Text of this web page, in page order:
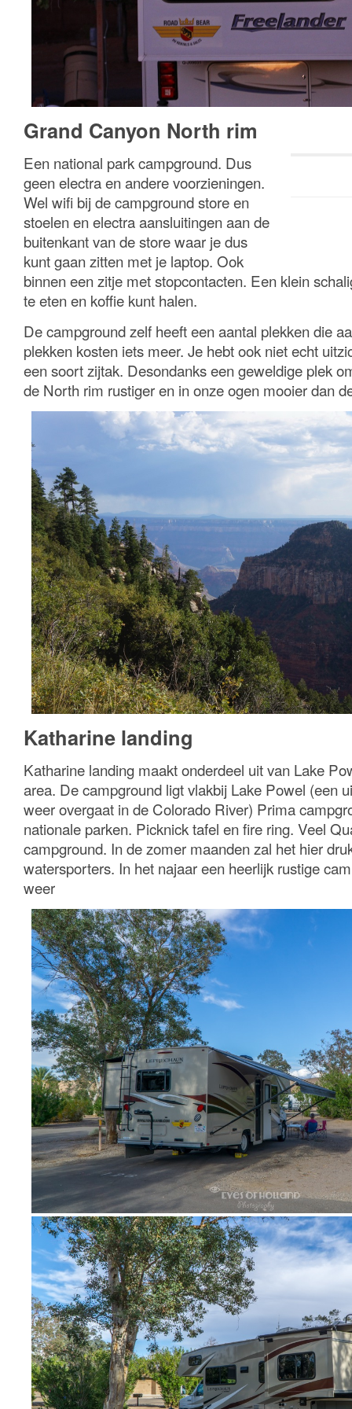
Grand Canyon North rim
Een national park campground. Dus
geen electra en andere voorzieningen.
Wel wifi bij de campground store en
stoelen en electra aansluitingen aan de
buitenkant van de store waar je dus
kunt gaan zitten met je laptop. Ook
binnen een zitje met stopcontacten. Een klein
te eten en koffie kunt halen.
De campground zelf heeft een aantal plekken die
plekken kosten iets meer. Je hebt ook niet echt
een soort zijtak. Desondanks een geweldige plek
de North rim rustiger en in onze ogen mooier dan
Katharine landing
Katharine landing maakt onderdeel uit van Lake
area. De campground ligt vlakbij Lake Powel (een
weer overgaat in de Colorado River) Prima
nationale parken. Picknick tafel en fire ring. Veel
campground. In de zomer maanden zal het hier
watersporters. In het najaar een heerlijk rustige
weer